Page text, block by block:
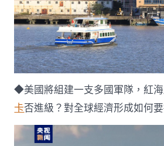
◆美國將組建一支多國軍隊，紅
卡否進級？對全球經濟形成如何